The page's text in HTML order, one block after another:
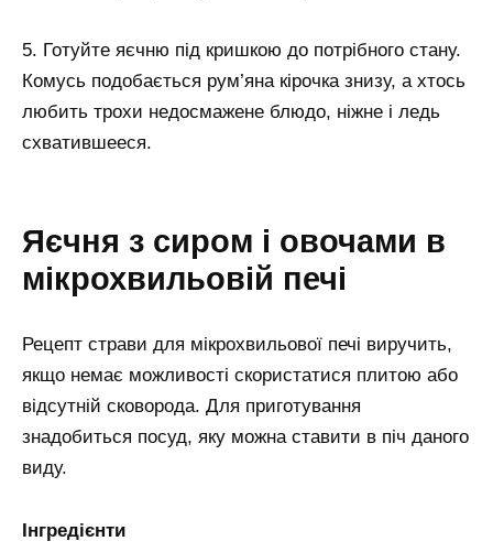
5. Готуйте яєчню під кришкою до потрібного стану.
Комусь подобається рум’яна кірочка знизу, а хтось
любить трохи недосмажене блюдо, ніжне і ледь
схватившееся.
Яєчня з сиром і овочами в
мікрохвильовій печі
Рецепт страви для мікрохвильової печі виручить,
якщо немає можливості скористатися плитою або
відсутній сковорода. Для приготування
знадобиться посуд, яку можна ставити в піч даного
виду.
Інгредієнти